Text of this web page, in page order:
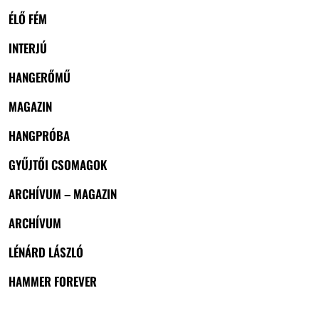
ÉLŐ FÉM
INTERJÚ
HANGERŐMŰ
MAGAZIN
HANGPRÓBA
GYŰJTŐI CSOMAGOK
ARCHÍVUM – MAGAZIN
ARCHÍVUM
LÉNÁRD LÁSZLÓ
HAMMER FOREVER